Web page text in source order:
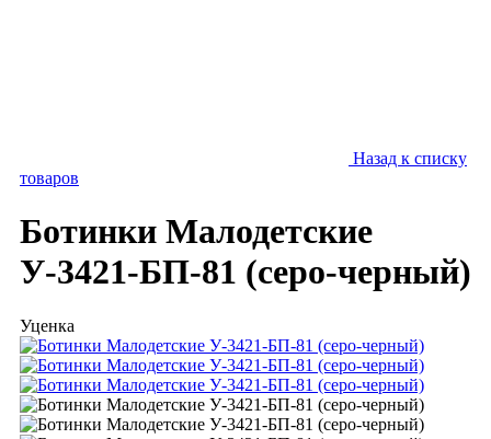
Назад к списку
товаров
Ботинки Малодетские
У-3421-БП-81 (серо-черный)
Уценка